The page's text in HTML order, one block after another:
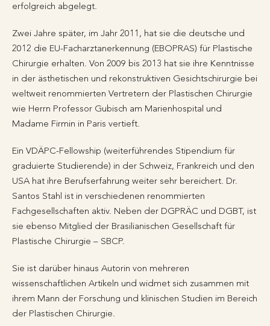
erfolgreich abgelegt.
Zwei Jahre später, im Jahr 2011, hat sie die deutsche und
2012 die EU-Facharztanerkennung (EBOPRAS) für Plastische
Chirurgie erhalten. Von 2009 bis 2013 hat sie ihre Kenntnisse
in der ästhetischen und rekonstruktiven Gesichtschirurgie bei
weltweit renommierten Vertretern der Plastischen Chirurgie
wie Herrn Professor Gubisch am Marienhospital und
Madame Firmin in Paris vertieft.
Ein VDÄPC-Fellowship (weiterführendes Stipendium für
graduierte Studierende) in der Schweiz, Frankreich und den
USA hat ihre Berufserfahrung weiter sehr bereichert. Dr.
Santos Stahl ist in verschiedenen renommierten
Fachgesellschaften aktiv. Neben der DGPRÄC und DGBT, ist
sie ebenso Mitglied der Brasilianischen Gesellschaft für
Plastische Chirurgie – SBCP.
Sie ist darüber hinaus Autorin von mehreren
wissenschaftlichen Artikeln und widmet sich zusammen mit
ihrem Mann der Forschung und klinischen Studien im Bereich
der Plastischen Chirurgie.